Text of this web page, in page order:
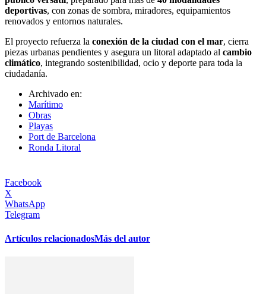
deportivas, con zonas de sombra, miradores, equipamientos
renovados y entornos naturales.
El proyecto refuerza la conexión de la ciudad con el mar, cierra
piezas urbanas pendientes y asegura un litoral adaptado al cambio
climático, integrando sostenibilidad, ocio y deporte para toda la
ciudadanía.
Archivado en:
Marítimo
Obras
Playas
Port de Barcelona
Ronda Litoral
Facebook
X
WhatsApp
Telegram
Artículos relacionadosMás del autor